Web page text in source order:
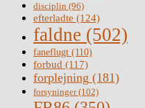
disciplin (96)
efterladte (124)
faldne (502)
faneflugt (110)
forbud (117)
forplejning (181)
forsyninger(102)